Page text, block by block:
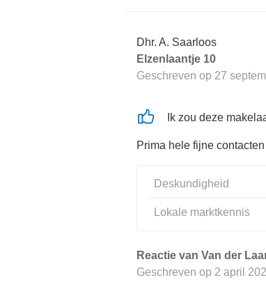
Dhr. A. Saarloos
Elzenlaantje 10
Geschreven op 27
Ik zou deze
Prima hele fijne
Deskundigheid
Lokale marktkennis
Reactie van Van der
Geschreven op 2 april